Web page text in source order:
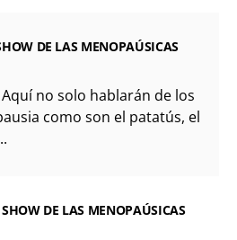
DE LAS MENOPAÚSICAS
no solo hablarán de los
como son el patatús, el
DE LAS MENOPAÚSICAS